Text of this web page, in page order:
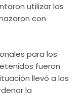
utilizar los
con
para los
fueron
llevó a los
la